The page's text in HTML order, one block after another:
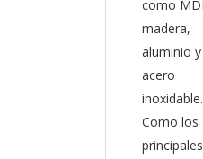
como
madera,
aluminio y
acero
inoxidable.
Como los
principales